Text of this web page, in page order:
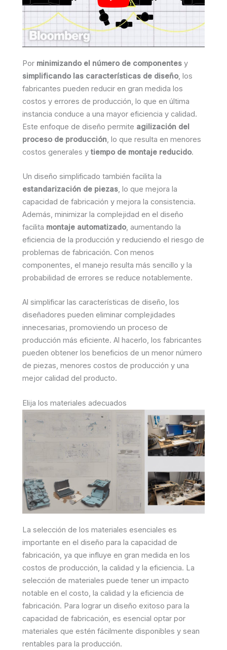
Por minimizando el número de componentes y
simplificando las características de diseño, los
fabricantes pueden reducir en gran medida los
costos y errores de producción, lo que en última
instancia conduce a una mayor eficiencia y calidad.
Este enfoque de diseño permite agilización del
proceso de producción, lo que resulta en menores
costos generales y tiempo de montaje reducido.
Un diseño simplificado también facilita la
estandarización de piezas, lo que mejora la
capacidad de fabricación y mejora la consistencia.
Además, minimizar la complejidad en el diseño
facilita montaje automatizado, aumentando la
eficiencia de la producción y reduciendo el riesgo de
problemas de fabricación. Con menos
componentes, el manejo resulta más sencillo y la
probabilidad de errores se reduce notablemente.
Al simplificar las características de diseño, los
diseñadores pueden eliminar complejidades
innecesarias, promoviendo un proceso de
producción más eficiente. Al hacerlo, los fabricantes
pueden obtener los beneficios de un menor número
de piezas, menores costos de producción y una
mejor calidad del producto.
Elija los materiales adecuados
La selección de los materiales esenciales es
importante en el diseño para la capacidad de
fabricación, ya que influye en gran medida en los
costos de producción, la calidad y la eficiencia. La
selección de materiales puede tener un impacto
notable en el costo, la calidad y la eficiencia de
fabricación. Para lograr un diseño exitoso para la
capacidad de fabricación, es esencial optar por
materiales que estén fácilmente disponibles y sean
rentables para la producción.